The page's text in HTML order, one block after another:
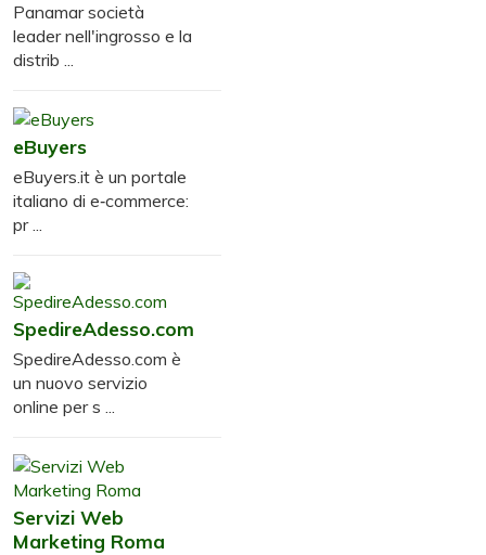
Panamar società
leader nell'ingrosso e la
distrib ...
eBuyers
eBuyers.it è un portale
italiano di e‑commerce:
pr ...
SpedireAdesso.com
SpedireAdesso.com è
un nuovo servizio
online per s ...
Servizi Web
Marketing Roma